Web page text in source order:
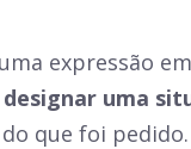
expressão
uma
que foi pedido.